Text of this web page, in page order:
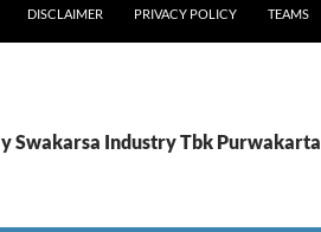
DISCLAIMER PRIVACY POLICY TEAMS
Swakarsa Industry Tbk Purwakarta